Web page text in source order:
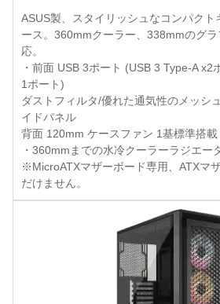
ASUS製、スタイリッシュなコンパクト
ース。360mmクーラー、338mmのグ
応。
・前面 USB 3ポート (USB 3 Type-A x2
1ポート)
ダストフィルタ/優れた通気性のメッシ
イドパネル
背面 120mm ケースファン 1基標準搭載
・360mmまでの水冷クーラーラジエー
※MicroATXマザーボード専用、ATXマ
だけません。